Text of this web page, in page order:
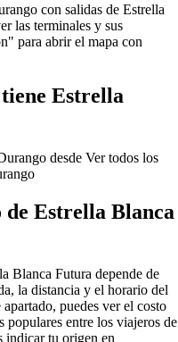
con salidas de Estrella
las terminales y sus
para abrir el mapa con
Estrella
desde Ver todos los
de Estrella Blanca
Blanca Futura depende de
la distancia y el horario del
puedes ver el costo
populares entre los viajeros de
indicar tu origen en